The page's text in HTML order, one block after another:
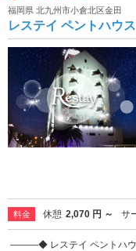
福岡県 北九州市小倉北区金田
レステイ ペントハウス
料金 休憩 2,070 円 ～ サ
―――◆ レステイ ペントハ